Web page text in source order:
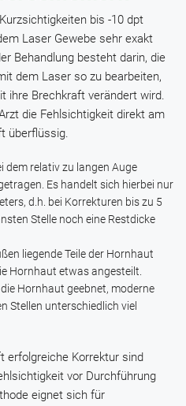
bis -10 dpt
Laser Gewebe sehr exakt
Behandlung besteht darin, die
dem Laser so zu bearbeiten,
ihre Brechkraft verändert wird.
die Fehlsichtigkeit direkt am
überflüssig.
dem relativ zu langen Auge
Es handelt sich hierbei nur
d.h. bei Korrekturen bis zu 5
Stelle noch eine Restdicke
liegende Teile der Hornhaut
Hornhaut etwas angesteilt.
Hornhaut geebnet, moderne
Stellen unterschiedlich viel
erfolgreiche Korrektur sind
vor Durchführung
eignet sich für